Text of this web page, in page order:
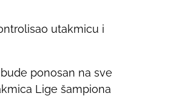
utakmicu i
ponosan na sve
Lige šampiona